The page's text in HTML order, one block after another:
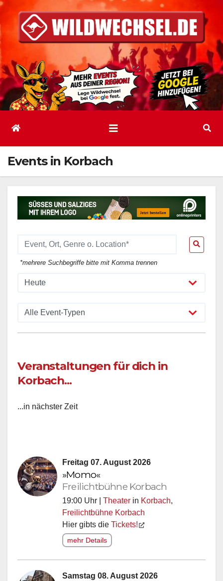
Inhalt
springen
Events in Korbach
*mehrere Suchbegriffe bitte mit Komma trennen
Veranstaltungen für dich in
Korbach...
...in nächster Zeit
Freitag 07. August 2026
»Momo«
Freilichtbühne Korbach
19:00 Uhr | Theater in Korbach,
Freilichtbühne Korbach
Hier gibts die Tickets!
mehr Details
Samstag 08. August 2026